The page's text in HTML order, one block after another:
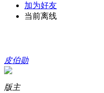
加为好友
当前离线
皮伯勋
版主